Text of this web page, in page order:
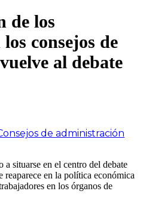
de los
consejos de
al debate
de administración
a situarse en el centro del debate
reaparece en la política económica
en los órganos de